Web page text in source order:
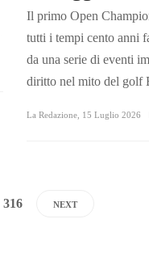
Il primo Open
tutti i tempi cento anni
da una serie di eventi
diritto nel mito del golf
La Redazione 15 Luglio 2026
316 NEXT